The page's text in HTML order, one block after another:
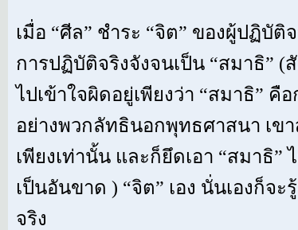
เมื่อ “ศีล” ชำระ “จิต” ของผู้ปฏิบัติ
การปฏิบัติจริงจังจนเป็น “สมาธิ”
ไปเข้าใจผิดอยู่เพียงว่า “สมาธิ”
อย่างพวกลัทธินอกพุทธศาสนา เข
เพียงเท่านั้น และก็ยึดเอา “สมาธิ
เป็นอันขาด ) “จิต” เอง นั่นเองก็จ
จริง